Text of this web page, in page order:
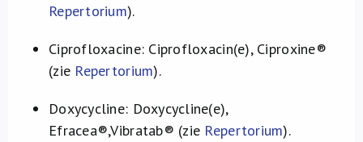
Repertorium).
Ciprofloxacine: Ciprofloxacin(e), Ciproxine®
(zie Repertorium).
Doxycycline: Doxycycline(e),
Efracea®,Vibratab® (zie Repertorium).